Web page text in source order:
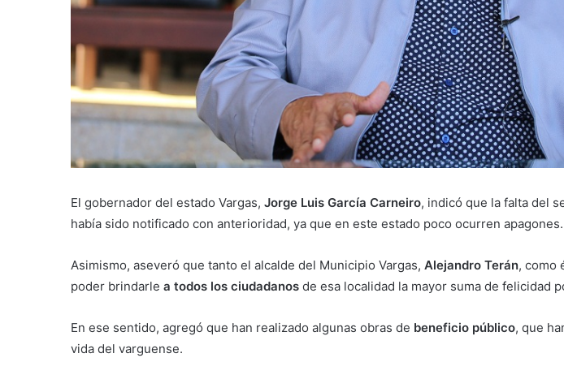
El gobernador del estado Vargas, Jorge Luis García Carneiro, indicó que la falta del
había sido notificado con anterioridad, ya que en este estado poco ocurren apagones.
Asimismo, aseveró que tanto el alcalde del Municipio Vargas, Alejandro Terán, como
poder brindarle a todos los ciudadanos de esa localidad la mayor suma de felicidad
En ese sentido, agregó que han realizado algunas obras de beneficio público, que
vida del varguense.